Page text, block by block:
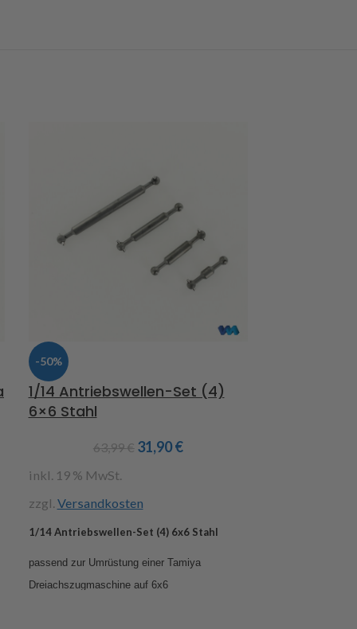
-50%
1/14 Antriebswellen-Set (4)
6×6 Stahl
63,99€ 31,90€
inkl. 19 % MwSt.
zzgl. Versandkosten
1/14 Antriebswellen-Set (4) 6x6 Stahl
passend zur Umrüstung einer Tamiya
Dreiachszugmaschine auf 6x6